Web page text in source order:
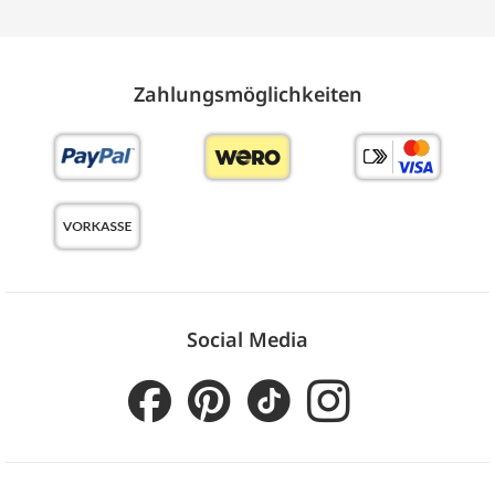
Zahlungs­möglich­keiten
Social Media